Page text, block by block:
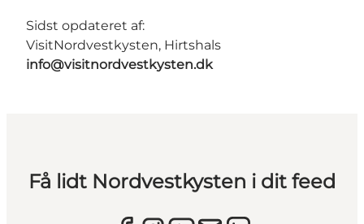
Sidst opdateret af:
VisitNordvestkysten, Hirtshals
info@visitnordvestkysten.dk
Få lidt Nordvestkysten i dit feed